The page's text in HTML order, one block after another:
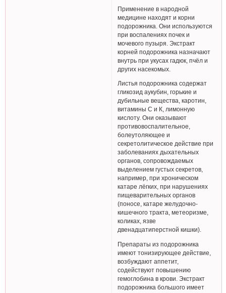
Применение в народной
медицине находят и корни
подорожника. Они используются
при воспалениях почек и
мочевого пузыря. Экстракт
корней подорожника назначают
внутрь при укусах гадюк, пчёл и
других насекомых.
Листья подорожника содержат
гликозид аукубин, горькие и
дубильные вещества, каротин,
витамины С и К, лимонную
кислоту. Они оказывают
противовоспалительное,
болеутоляющее и
секретолитическое действие при
заболеваниях дыхательных
органов, сопровождаемых
выделением густых секретов,
например, при хроническом
катаре лёгких, при нарушениях
пищеварительных органов
(поносе, катаре желудочно-
кишечного тракта, метеоризме,
коликах, язве
двенадцатиперстной кишки).
Препараты из подорожника
имеют тонизирующее действие,
возбуждают аппетит,
содействуют повышению
гемоглобина в крови. Экстракт
подорожника большого имеет